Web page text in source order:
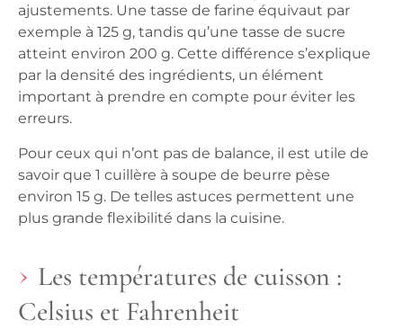
ajustements. Une tasse de farine équivaut par
exemple à 125 g, tandis qu’une tasse de sucre
atteint environ 200 g. Cette différence s’explique
par la densité des ingrédients, un élément
important à prendre en compte pour éviter les
erreurs.
Pour ceux qui n’ont pas de balance, il est utile de
savoir que 1 cuillère à soupe de beurre pèse
environ 15 g. De telles astuces permettent une
plus grande flexibilité dans la cuisine.
Les températures de cuisson :
Celsius et Fahrenheit